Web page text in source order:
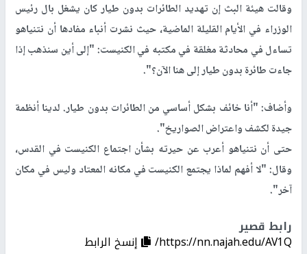
وقالت هيئة البث إن تهديد الطائرات بدون طيار كان يشغل بال رئيس
الوزراء في الأيام القليلة الماضية، حيث نشرت أنباء مفادها أن نتنياهو
تساءل في محادثة مغلقة في مكتبه في الكنيست: "إلى أين سنذهب إذا
جاءت طائرة بدون طيار إلى هنا الآن؟".
وأضاف: "أنا خائف بشكل أساسي من الطائرات بدون طيار. لدينا أنظمة
جيدة لكشف واعتراض الصواريخ".
حتى أن نتنياهو أعرب عن حيرته بشأن اجتماع الكنيست في القدس،
وقال: "لا أفهم لماذا يجتمع الكنيست في مكانه المعتاد وليس في مكان
آخر".
رابط قصير
https://nn.najah.edu/AV1Q/
إنسخ الرابط